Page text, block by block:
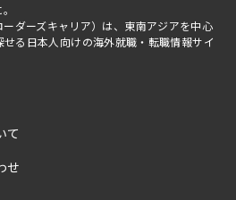
ーダーズキャリア）は、東南アジアを中心
る日本人向けの海外就職・転職情報サイ
て
せ